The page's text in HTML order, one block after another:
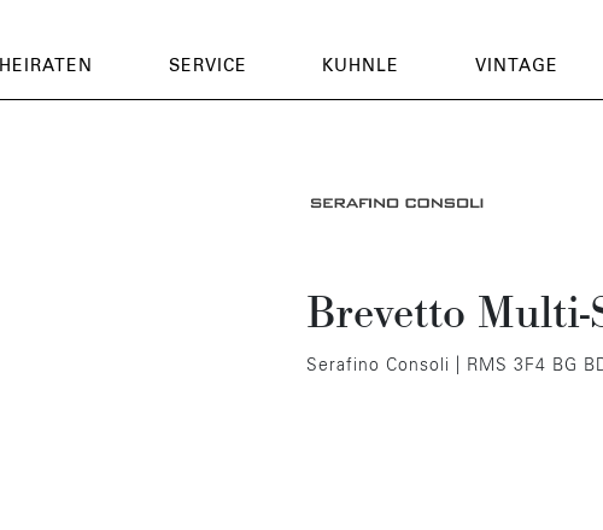
HEIRATEN SERVICE KUHNLE VINTAGE
Brevetto Multi-
Serafino Consoli | RMS 3F4 BG